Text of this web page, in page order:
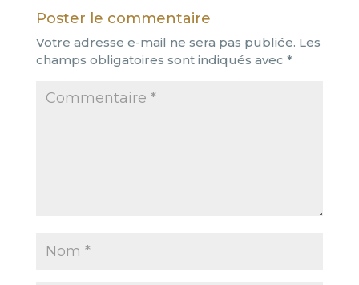
Poster le commentaire
Votre adresse e-mail ne sera pas publiée. Les
champs obligatoires sont indiqués avec *